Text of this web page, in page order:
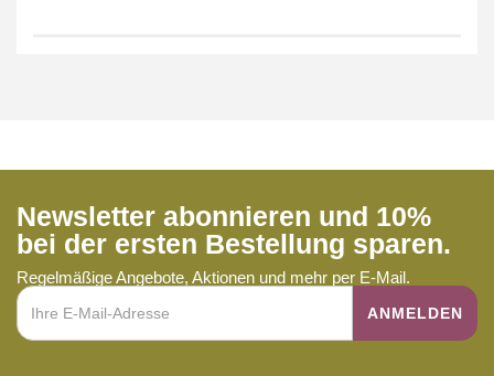
Newsletter abonnieren und 10%
bei der ersten Bestellung sparen.
Regelmäßige Angebote, Aktionen und mehr per E-Mail.